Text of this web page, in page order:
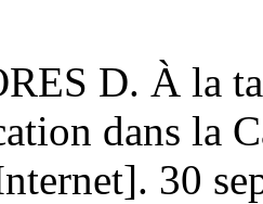
D. À la
dans la
30